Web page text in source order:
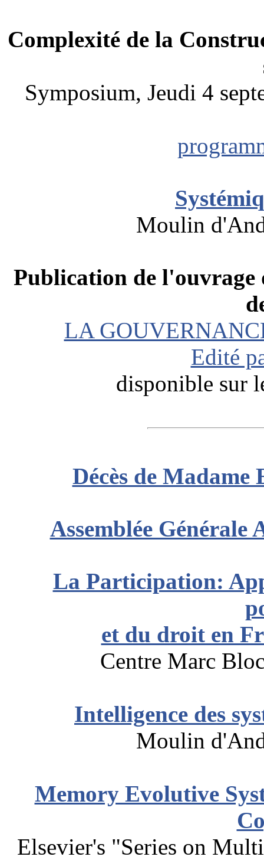
Complexité de la
Symposium, Jeudi 4
Moulin
Publication de l'ouvrage
LA
Edité
disponible sur
Décès de
Assemblée Générale
La Participation:
et du droit en
Centre Marc
Intelligence des
Moulin
Memory Evolutive
Elsevier's "Series on